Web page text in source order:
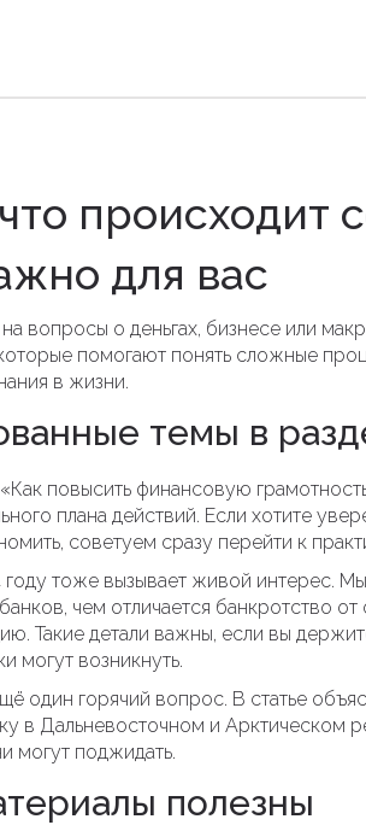
происходит
для вас
вопросы о деньгах, бизнесе или
помогают понять сложные
в жизни.
темы в
повысить финансовую
плана действий. Если хотите
советуем сразу перейти к
тоже вызывает живой интерес.
чем отличается банкротство от
Такие детали важны, если вы
могут возникнуть.
один горячий вопрос. В статье
в Дальневосточном и Арктическом
могут поджидать.
полезны